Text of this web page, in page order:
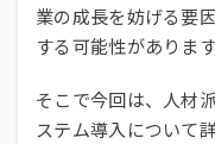
業の成長を妨げる要
する可能性があります
そこで今回は、人材
ステム導入について